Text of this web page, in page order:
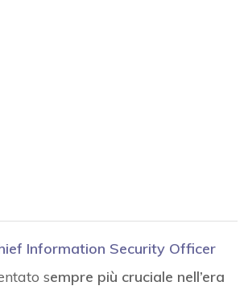
Information Security Officer
sempre più cruciale nell’era